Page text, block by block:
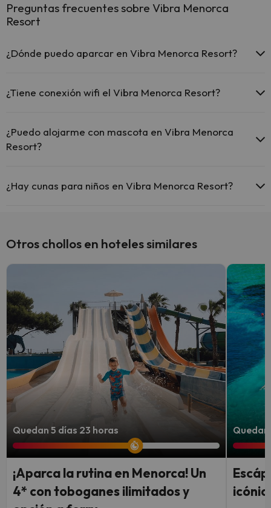
Preguntas frecuentes sobre Vibra Menorca
Resort
¿Dónde puedo aparcar en Vibra Menorca Resort?
aparcamiento (bajo disponibilidad):
alojamiento. Pueden ser de pago.
¿Tiene conexión wifi el Vibra Menorca Resort?
¿Puedo alojarme con mascota en Vibra Menorca
Resort?
¿Hay cunas para niños en Vibra Menorca Resort?
Otros chollos en hoteles similares
Quedan 5 días 23 horas
¡Aparca la rutina en Menorca! Un
4* con toboganes ilimitados y
Quedan